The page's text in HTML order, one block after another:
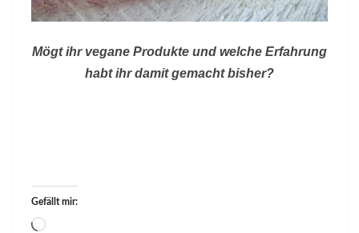
Mögt ihr vegane Produkte und welche Erfahrung
habt ihr damit gemacht bisher?
Gefällt mir:
Wird